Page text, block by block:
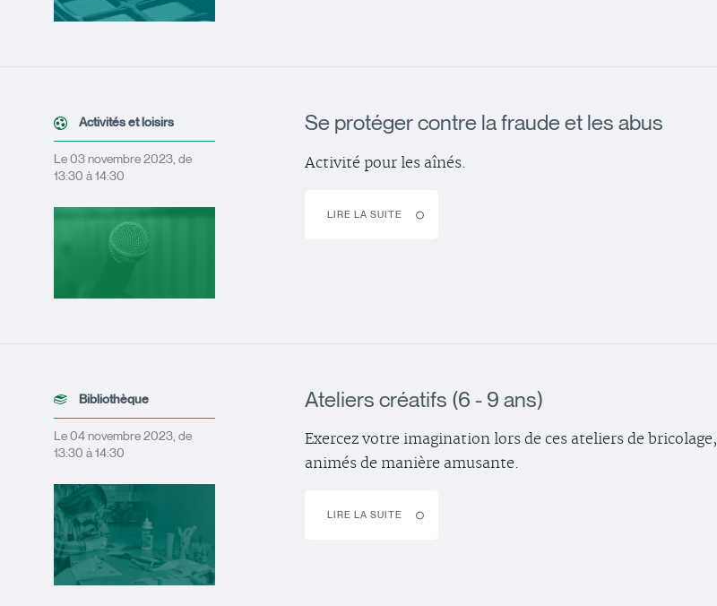
Activités et loisirs
Le 03 novembre 2023, de
13:30 à 14:30
Se protéger contre la fraude et les abus
Activité pour les aînés.
LIRE LA SUITE
Bibliothèque
Le 04 novembre 2023, de
13:30 à 14:30
Ateliers créatifs (6 - 9 ans)
Exercez votre imagination lors de ces ateliers de bricolage,
animés de manière amusante.
LIRE LA SUITE